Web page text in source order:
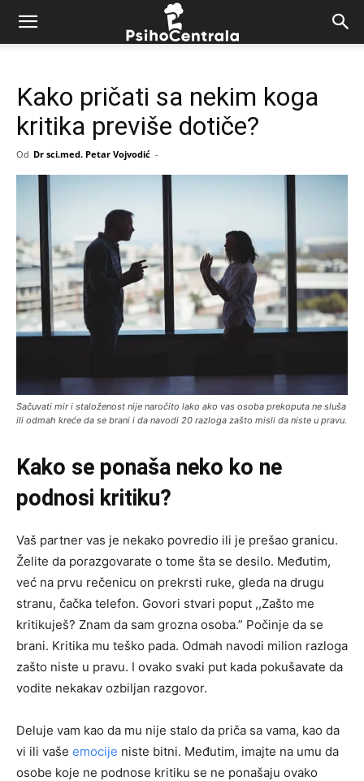
Kako pričati sa nekim koga
kritika previše dotiče?
Od Dr sci.med. Petar Vojvodić -
Sačuvati mir i staloženost nije naročito lako ako vas osoba prekoputa ne sluša
ili odmah kreće da se brani i da navodi 20 razloga zašto misli da niste u pravu.
Kako se ponaša neko ko ne
podnosi kritiku?
Vaš partner vas je nekako povredio ili je prešao granicu.
Želite da porazgovarate o tome šta se desilo. Međutim,
već na prvu rečenicu on prekrsti ruke, gleda na drugu
stranu, čačka telefon. Govori stvari poput ,,Zašto me
kritikuješ? Znam da sam grozna osoba.” Počinje da se
brani. Kritika mu teško pada. Odmah navodi milion razloga
zašto niste u pravu. I ovako svaki put kada pokušavate da
vodite nekakav ozbiljan razgovor.
Deluje vam kao da mu nije stalo da priča sa vama, kao da
vi ili vaše emocije niste bitni. Međutim, imajte na umu da
osobe koje ne podnose kritiku se ne ponašaju ovako